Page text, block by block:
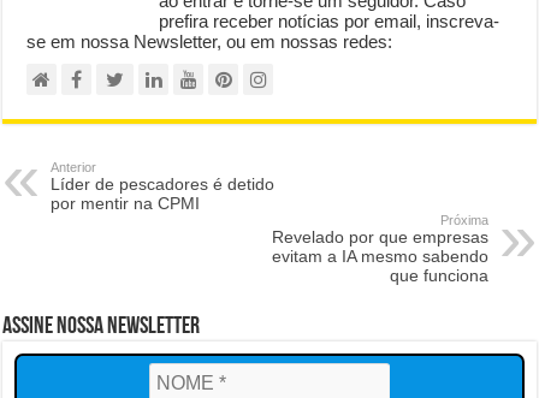
prefira receber notícias por email, inscreva-
se em nossa Newsletter, ou em nossas redes:
Anterior
Líder de pescadores é detido
por mentir na CPMI
Próxima
Revelado por que empresas
evitam a IA mesmo sabendo
que funciona
Assine Nossa Newsletter